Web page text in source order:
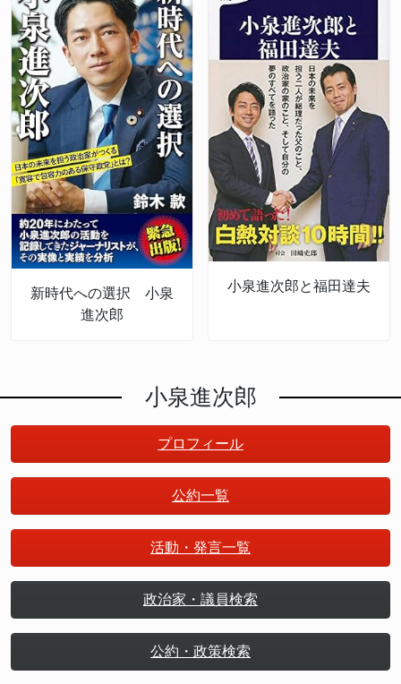
新時代への選択 小泉
進次郎
小泉進次郎と福田達夫
小泉進次郎
プロフィール
公約一覧
活動・発言一覧
政治家・議員検索
公約・政策検索